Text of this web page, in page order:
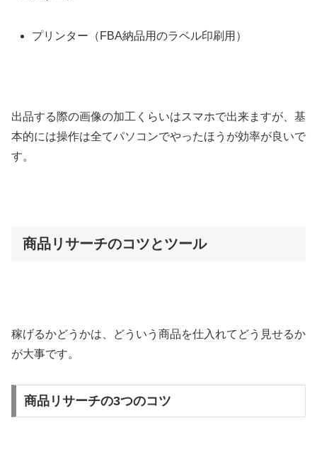
プリンター（FBA納品用のラベル印刷用）
出品する際の画像の加工くらいはスマホで出来ますが、基
本的には操作は全てパソコンでやったほうが効率が良いで
す。
商品リサーチのコツとツール
稼げるかどうかは、どういう商品を仕入れてどう見せるか
が大事です。
商品リサーチの3つのコツ